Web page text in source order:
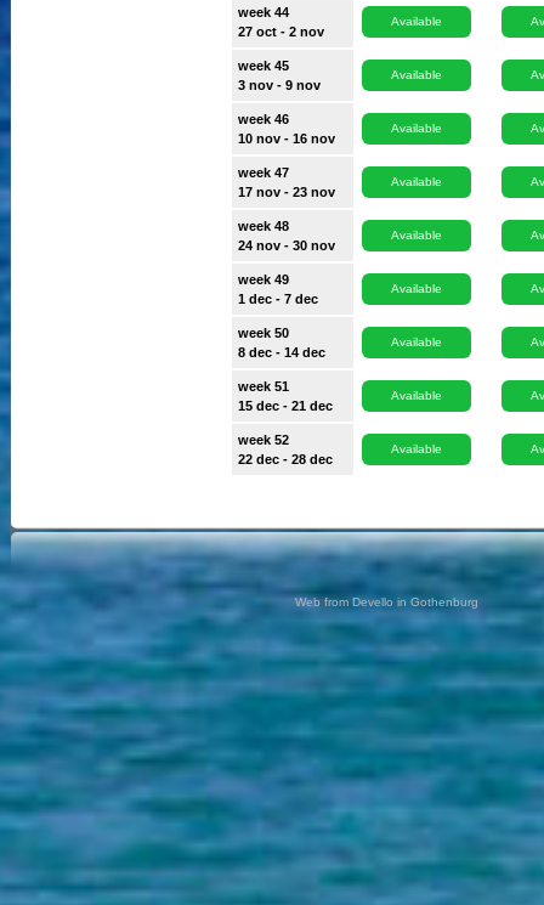
week 44
27 oct - 2 nov
Available
week 45
3 nov - 9 nov
Available
week 46
10 nov - 16 nov
Available
week 47
17 nov - 23 nov
Available
week 48
24 nov - 30 nov
Available
week 49
1 dec - 7 dec
Available
week 50
8 dec - 14 dec
Available
week 51
15 dec - 21 dec
Available
week 52
22 dec - 28 dec
Available
Web from Devello in Gothenburg